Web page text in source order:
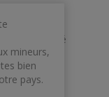
MALT
et fruité
Malts.
l’Ecosse, à
production
mineurs,
bien
pays.